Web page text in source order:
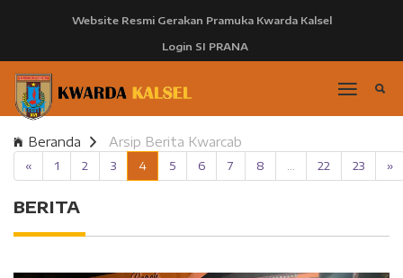
Website Resmi Gerakan Pramuka Kwarda Kalsel
Login SI PRANA
Beranda Arsip Berita Kwarcab
« 1 2 3 4 5 6 7 8 22 23 »
BERITA